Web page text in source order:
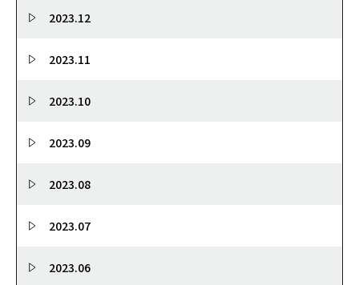
2023.12
2023.11
2023.10
2023.09
2023.08
2023.07
2023.06